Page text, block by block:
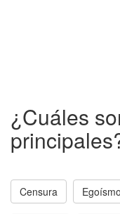
¿Cuáles
Censura Egoísmo